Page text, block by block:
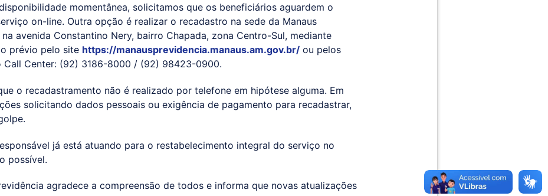
momentânea, solicitamos que os beneficiários aguardem o
on-line. Outra opção é realizar o recadastro na sede da Manaus
na avenida Constantino Nery, bairro Chapada, zona Centro-Sul, mediante
prévio pelo site https://manausprevidencia.manaus.am.gov.br/ ou pelos
Call Center: (92) 3186-8000 / (92) 98423-0900.
o recadastramento não é realizado por telefone em hipótese alguma. Em
solicitando dados pessoais ou exigência de pagamento para recadastrar,
já está atuando para o restabelecimento integral do serviço no
possível.
agradece a compreensão de todos e informa que novas atualizações